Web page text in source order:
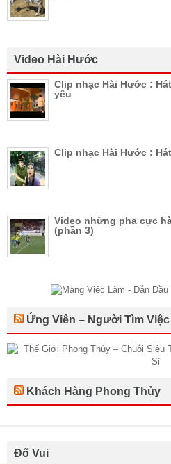
Video Hài Hước
Clip nhạc Hài Hước :
yêu
Clip nhạc Hài Hước :
Video những pha cực
(phần 3)
Ứng Viên – Người Tìm Việc
Khách Hàng Phong Thủy
Đố Vui